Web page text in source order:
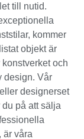
till nutid.
kommer
objekt är
och
design. Vår
designerset
på att sälja
är våra